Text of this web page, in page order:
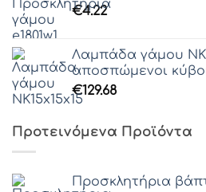
€4.22
Λαμπάδα γάμου
αποσπώμενοι
€129.68
Προτεινόμενα Προϊόντα
Προσκλητήρια